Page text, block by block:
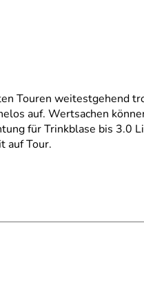
Touren weitestgehend
auf. Wertsachen
für Trinkblase bis 3.0
auf Tour.